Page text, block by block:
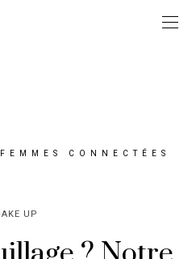
CONNECTÉES
UP